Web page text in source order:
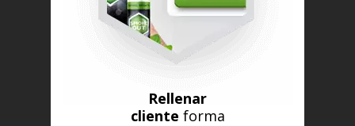
Rellenar
cliente forma